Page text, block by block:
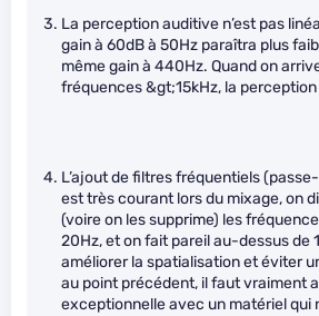
La perception auditive n’est pas
gain à 60dB à 50Hz paraîtra plus
même gain à 440Hz. Quand on
fréquences &gt;15kHz, la
L’ajout de filtres fréquentiels
est très courant lors du mixage, on
(voire on les supprime) les
20Hz, et on fait pareil au-dessus de
améliorer la spatialisation et éviter
au point précédent, il faut vraiment
exceptionnelle avec un matériel qui